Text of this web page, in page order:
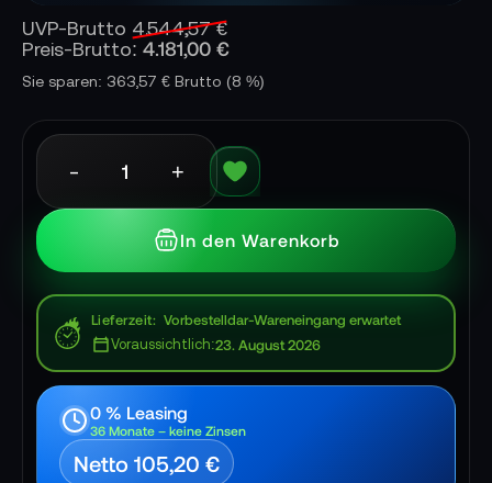
UVP-Brutto 4.544,57 €
Preis-Brutto: 4.181,00 €
Sie sparen: 363,57 € Brutto (8 %)
- +
In den Warenkorb
Lieferzeit Vorbestelldar-Wareneingang erwartet
Voraussichtlich:23. August 2026
0 % Leasing
36 Monate – keine Zinsen
Netto 105,20 €